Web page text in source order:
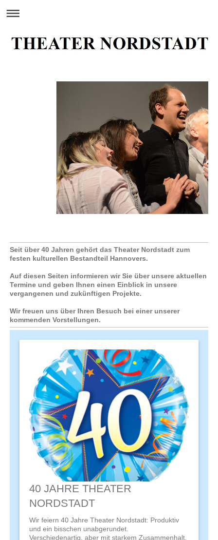
Seit über 40 Jahren gehört das Theater Nordstadt zum
festen kulturellen Bestandteil Hannovers.
Auf diesen Seiten informieren wir Sie über unsere aktuellen
Termine und geben Ihnen einen Einblick in unsere
vergangenen und zukünftigen Projekte.
Wir freuen uns über Ihren Besuch bei einer unserer
kommenden Vorstellungen.
40 JAHRE THEATER
NORDSTADT
Wir feiern 40 Jahre Theater Nordstadt: Produktiv
und ein bisschen unabgerundet.
Verschiedenartig, aber mit starkem Zusammenhalt.